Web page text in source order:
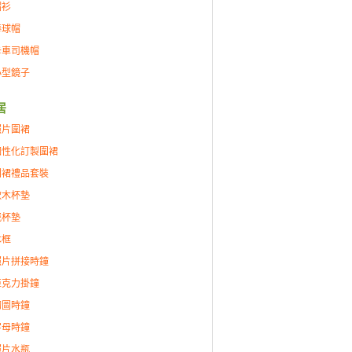
帽
司機帽
鏡子
圍裙
化訂製圍裙
禮品套裝
杯墊
墊
拼接時鐘
力掛鐘
時鐘
時鐘
水瓶